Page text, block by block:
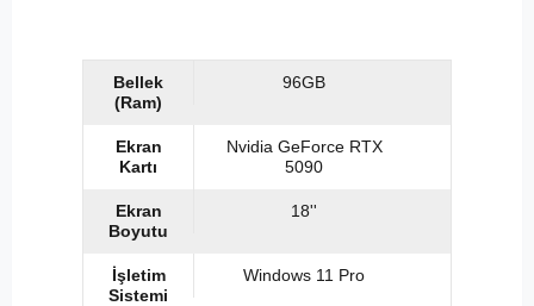
Bellek
(Ram)
96GB
Ekran
Kartı
Nvidia GeForce RTX
5090
Ekran
Boyutu
18''
İşletim
Sistemi
Windows 11 Pro